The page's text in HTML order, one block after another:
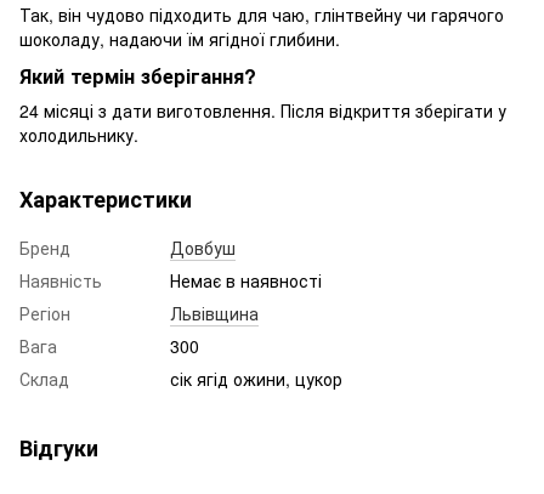
Так, він чудово підходить для чаю, глінтвейну чи гарячого
шоколаду, надаючи їм ягідної глибини.
Який термін зберігання?
24 місяці з дати виготовлення. Після відкриття зберігати у
холодильнику.
Характеристики
Бренд
Довбуш
Наявність
Немає в наявності
Регіон
Львівщина
Вага
300
Склад
сік ягід ожини, цукор
Відгуки